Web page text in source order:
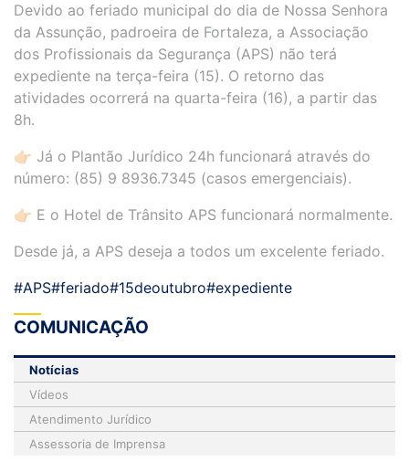
Devido ao feriado municipal do dia de Nossa Senhora
da Assunção, padroeira de Fortaleza, a Associação
dos Profissionais da Segurança (APS) não terá
expediente na terça-feira (15). O retorno das
atividades ocorrerá na quarta-feira (16), a partir das
8h.
👉🏻 Já o Plantão Jurídico 24h funcionará através do
número: (85) 9 8936.7345 (casos emergenciais).
👉🏻 E o Hotel de Trânsito APS funcionará normalmente.
Desde já, a APS deseja a todos um excelente feriado.
#APS#feriado#15deoutubro#expediente
COMUNICAÇÃO
Notícias
Vídeos
Atendimento Jurídico
Assessoria de Imprensa